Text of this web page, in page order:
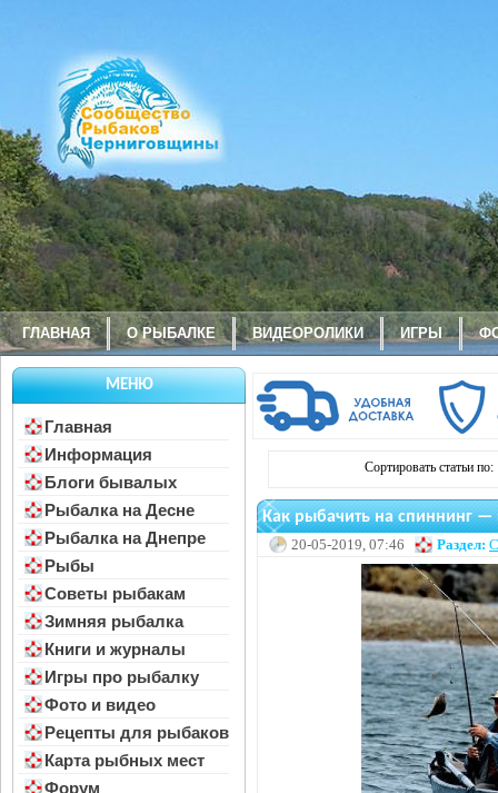
ГЛАВНАЯ О РЫБАЛКЕ ВИДЕОРОЛИКИ ИГРЫ
МЕНЮ
Главная
Информация
Блоги бывалых
Рыбалка на Десне
Рыбалка на Днепре
Рыбы
Советы рыбакам
Зимняя рыбалка
Книги и журналы
Игры про рыбалку
Фото и видео
Рецепты для рыбаков
Карта рыбных мест
Форум
Сортировать статьи по:
Как рыбачить на спиннинг —
20-05-2019, 07:46 Раздел: